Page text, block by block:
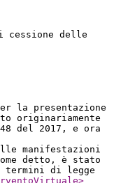
cessione delle
la presentazione
originariamente
del 2017, e ora
manifestazioni
detto, è stato
termini di legge
>